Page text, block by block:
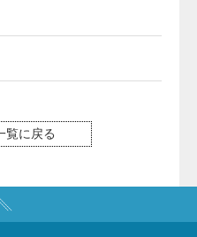
覧に戻る